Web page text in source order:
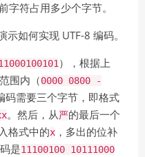
字符占用多少个字节。
示如何实现 UTF-8 编码。
），根据上
围内（0000 0800 -
码需要三个字节，即格式
。然后，从严的最后一个
格式中的x ，多出的位补
是11100100 10111000